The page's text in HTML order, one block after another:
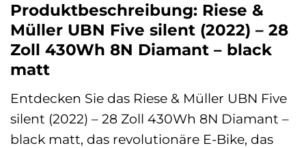
Produktbeschreibung: Riese &
Müller UBN Five silent (2022) – 28
Zoll 430Wh 8N Diamant – black
matt
Entdecken Sie das Riese & Müller UBN Five
silent (2022) – 28 Zoll 430Wh 8N Diamant –
black matt, das revolutionäre E-Bike, das